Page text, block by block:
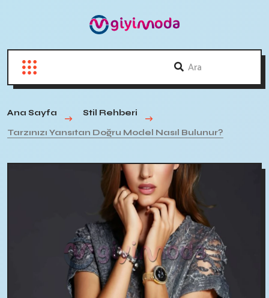
Ana Sayfa
Stil Rehberi
Tarzınızı Yansıtan Doğru Model Nasıl Bulunur?